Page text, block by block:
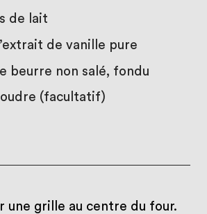
de lait
de vanille pure
beurre non salé, fondu
(facultatif)
une grille au centre du four.